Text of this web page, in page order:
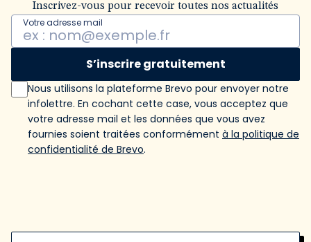
Inscrivez-vous pour recevoir toutes nos actualités
Votre adresse mail
S’inscrire gratuitement
Nous utilisons la plateforme Brevo pour envoyer notre
infolettre. En cochant cette case, vous acceptez que
votre adresse mail et les données que vous avez
fournies soient traitées conformément à la politique de
confidentialité de Brevo.